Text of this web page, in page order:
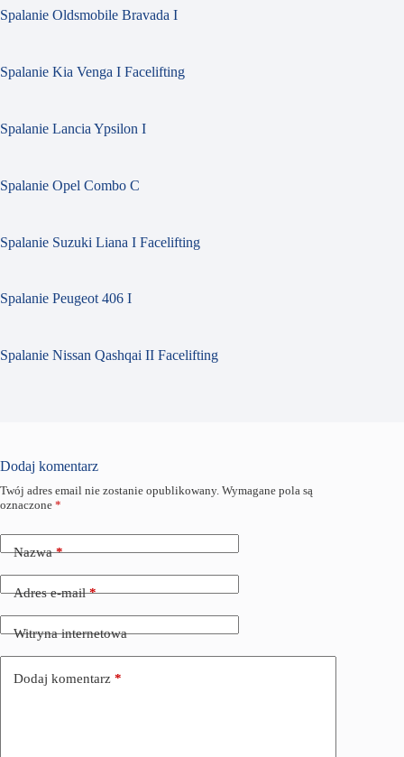
Spalanie Oldsmobile Bravada I
Spalanie Kia Venga I Facelifting
Spalanie Lancia Ypsilon I
Spalanie Opel Combo C
Spalanie Suzuki Liana I Facelifting
Spalanie Peugeot 406 I
Spalanie Nissan Qashqai II Facelifting
Dodaj komentarz
Twój adres email nie zostanie opublikowany. Wymagane pola są
oznaczone *
Nazwa*
Adres e-mail*
Witryna internetowa
Dodaj komentarz *